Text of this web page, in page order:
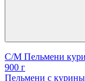
С/М Пельмени
900 г
Пельмени с